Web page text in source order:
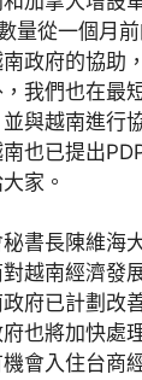
量從一個月
政府的協助
我們也在最
與越南進行
也已提出
家。
書長陳維海
越南經濟發
府已計劃改
也將加快處
會入住台商